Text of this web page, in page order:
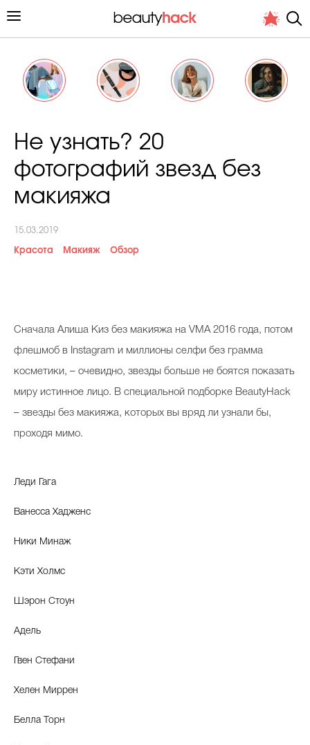
Вопрос эксперту
Папа может
Бьютихакер / Мама-хакер
Выбор визажистов
Выбор косметолога
Интервью со звездой
Не узнать? 20
фотографий звезд без
макияжа
15.03.2019
Красота Макияж Обзор
Сначала Алиша Киз без макияжа на VMA 2016 года, потом
флешмоб в Instagram и миллионы селфи без грамма
косметики, – очевидно, звезды больше не боятся показать
миру истинное лицо. В специальной подборке BeautyHack
– звезды без макияжа, которых вы вряд ли узнали бы,
проходя мимо.
Леди Гага
Ванесса Хадженс
Ники Минаж
Кэти Холмс
Шэрон Стоун
Адель
Гвен Стефани
Хелен Миррен
Белла Торн